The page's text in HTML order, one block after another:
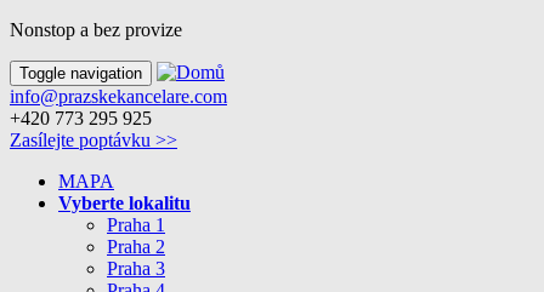
Nonstop a bez provize
Toggle navigation
info@prazskekancelare.com
+420 773 295 925
Zasílejte poptávku >>
MAPA
Vyberte lokalitu
Praha 1
Praha 2
Praha 3